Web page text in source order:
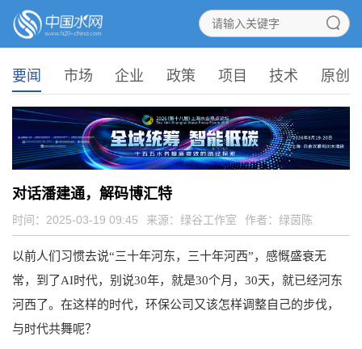
要闻 市场 企业 政策 项目 技术 原创
对话潘建通，解码博汇特
时间：2025-03-19 09:45 来源： 绿谷工作室 作者：绿茵陈
以前人们习惯去说“三十年河东，三十年河西”，感慨盛衰无
常，到了AI时代，别说30年，就是30个月，30天，就已经河东
河西了。在这样的时代，环保公司又该怎样调整自己的步伐，
与时代共舞呢？